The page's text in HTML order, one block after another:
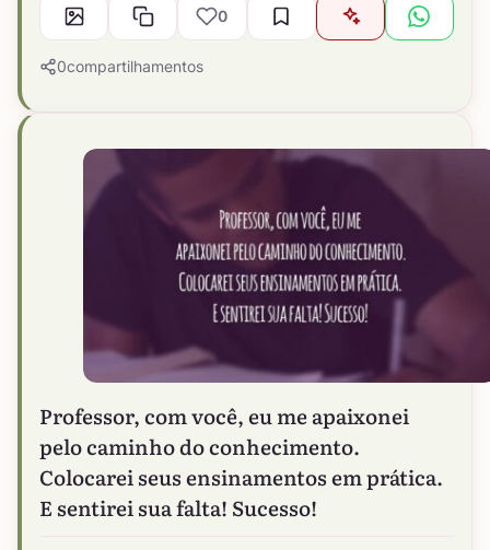
0
0compartilhamentos
Professor, com você, eu me apaixonei
pelo caminho do conhecimento.
Colocarei seus ensinamentos em prática.
E sentirei sua falta! Sucesso!